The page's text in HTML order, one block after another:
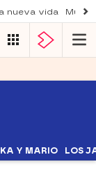
nueva vida
Y MARIO LOS